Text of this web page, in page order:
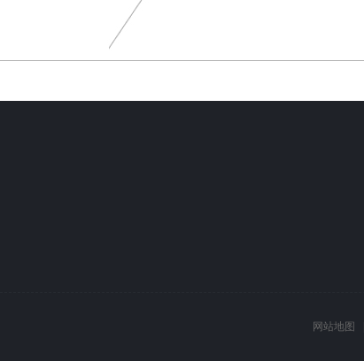
网站地图